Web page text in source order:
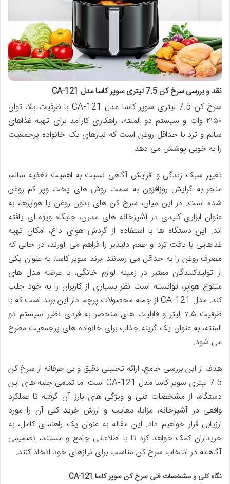
نقد و بررسی سرخ کن 7.5 لیتری سوپر کاسا مدل CA-121
سرخ کن 7.5 لیتری سوپر کاسا مدل CA-121 با ظرفیت بالا، توان
۲۱۵۰ وات و سیستم دو المنته، راهکاری کارآمد برای تهیه غذاهای
سالم و ترد با حداقل روغن است که نیازهای یک خانواده پرجمعیت
را به خوبی پوشش می دهد.
تغییر سبک زندگی و افزایش آگاهی نسبت به اهمیت تغذیه سالم،
منجر به گرایش روزافزون به سمت روش های پخت وپز کم روغن
شده است. در این میان، سرخ کن های بدون روغن یا هواپزها، به
عنوان ابزاری کلیدی در آشپزخانه های مدرن، جایگاه ویژه ای یافته
اند. این دستگاه ها با استفاده از گردش هوای داغ، امکان تهیه
غذاهایی با بافت ترد و طعم دلپذیر را فراهم می آورند، در حالی که
مصرف روغن را به حداقل می رسانند. برند سوپر کاسا، به عنوان یکی
از تولیدکنندگان معتبر در زمینه لوازم خانگی، با عرضه مدل های
متنوع هواپز، توانسته است نظر بسیاری از کاربران را به خود جلب
کند. مدل CA-121 از جمله محصولات پرچم دار این برند است که با
ظرفیت ۷.۵ لیتر و قابلیت های منحصر به فردی نظیر سیستم دو
المنته، به عنوان یک گزینه جذاب برای خانواده های پرجمعیت مطرح
می شود.
هدف از این بررسی جامع، ارائه تحلیلی دقیق و بی طرفانه از سرخ کن
7.5 لیتری سوپر کاسا مدل CA-121 است. ما تمامی جنبه های این
دستگاه، از مشخصات فنی و ویژگی های بارز آن گرفته تا عملکرد
واقعی در آشپزخانه، مزایا، معایب و ارزش خرید کلی آن را مورد
ارزیابی قرار خواهیم داد. این مقاله به عنوان یک راهنمای کامل، به
خریداران کمک خواهد کرد تا با اطلاعاتی جامع و مستند، تصمیمی
آگاهانه در انتخاب سرخ کن مناسب برای نیازهای خود اتخاذ کنند.
نگاه کلی و مشخصات فنی سرخ کن سوپر کاسا CA-121